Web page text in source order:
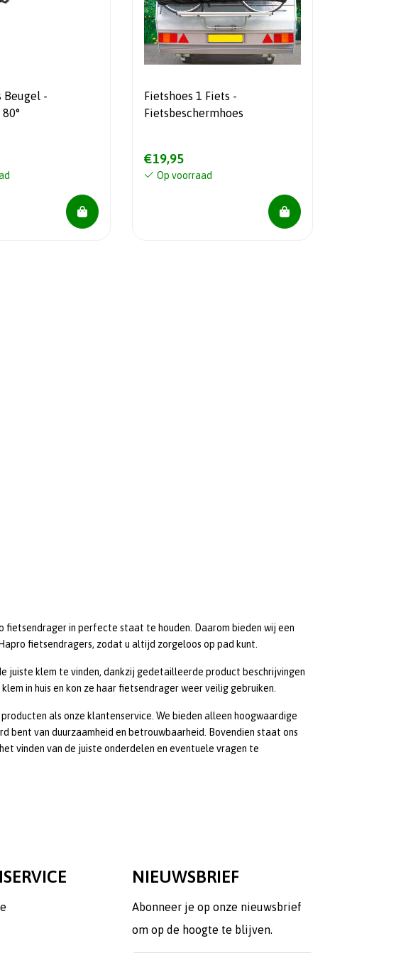
Beugel -
Fietshoes 1 Fiets -
Fietsbeschermhoes
€19,95
Op voorraad
fietsendrager in perfecte staat te houden. Daarom bieden wij een
fietsendragers, zodat u altijd zorgeloos op pad kunt.
juiste klem te vinden, dankzij gedetailleerde product beschrijvingen
in huis en kon ze haar fietsendrager weer veilig gebruiken.
als onze klantenservice. We bieden alleen hoogwaardige
bent van duurzaamheid en betrouwbaarheid. Bovendien staat ons
vinden van de juiste onderdelen en eventuele vragen te
NIEUWSBRIEF
Abonneer je op onze nieuwsbrief
om op de hoogte te blijven.